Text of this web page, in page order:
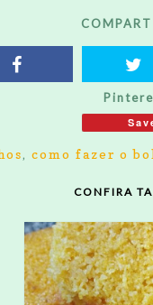
,como fazer o
CONFIRA